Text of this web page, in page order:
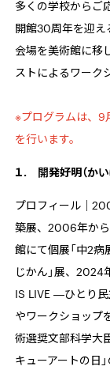
多くの学校からご
開館30周年を迎え
会場を美術館に移
ストによるワーク
※プログラムは、9
を行います。
１. 開発好明（かい
プロフィール｜
築展、 2006年か
館にて個展「中2病
じかん」展、 2024
IS LIVE ―ひとり
やワークショップ
術選奨文部科学大
キューアートの日